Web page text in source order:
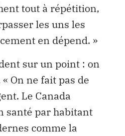
tout à répétition,
les uns les
en dépend. »
sur un point : on
On ne fait pas de
Le Canada
santé par habitant
comme la